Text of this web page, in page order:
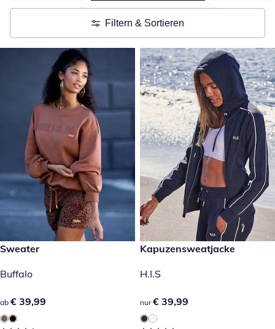
Filtern & Sortieren
€ 39,99
Sweater
Buffalo
€ 39,99
ab € 39,99
€ 39,99
Kapuzensweatjacke
H.I.S
€ 39,99
nur € 39,99